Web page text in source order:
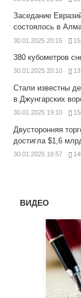
Заседание
состоялось в
30.01.2025 20:15
380 кубометров
30.01.2025 20:10
Стали известны
в Джунгарских
30.01.2025 19:10
Двусторонняя
достигла $1,6
30.01.2025 18:57
ВИДЕО